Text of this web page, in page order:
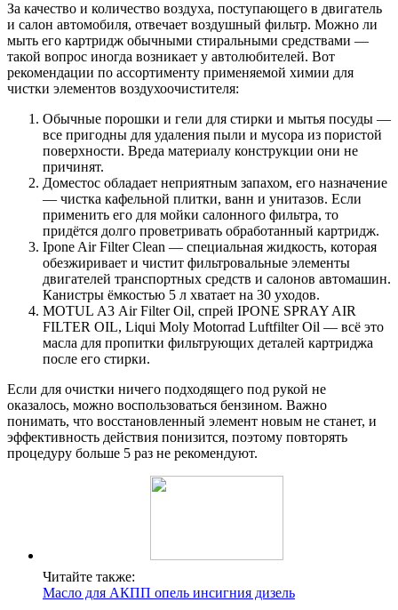
За качество и количество воздуха, поступающего в двигатель
и салон автомобиля, отвечает воздушный фильтр. Можно ли
мыть его картридж обычными стиральными средствами —
такой вопрос иногда возникает у автолюбителей. Вот
рекомендации по ассортименту применяемой химии для
чистки элементов воздухоочистителя:
Обычные порошки и гели для стирки и мытья посуды —
все пригодны для удаления пыли и мусора из пористой
поверхности. Вреда материалу конструкции они не
причинят.
Доместос обладает неприятным запахом, его назначение
— чистка кафельной плитки, ванн и унитазов. Если
применить его для мойки салонного фильтра, то
придётся долго проветривать обработанный картридж.
Ipone Air Filter Clean — специальная жидкость, которая
обезжиривает и чистит фильтровальные элементы
двигателей транспортных средств и салонов автомашин.
Канистры ёмкостью 5 л хватает на 30 уходов.
MOTUL А3 Air Filter Oil, спрей IPONE SPRAY AIR
FILTER OIL, Liqui Moly Motorrad Luftfilter Oil — всё это
масла для пропитки фильтрующих деталей картриджа
после его стирки.
Если для очистки ничего подходящего под рукой не
оказалось, можно воспользоваться бензином. Важно
понимать, что восстановленный элемент новым не станет, и
эффективность действия понизится, поэтому повторять
процедуру больше 5 раз не рекомендуют.
Читайте также:
Масло для АКПП опель инсигния дизель